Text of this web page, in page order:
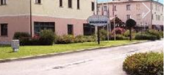
Weiter